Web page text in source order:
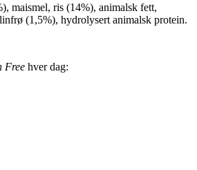
maismel, ris (14%), animalsk fett,
(1,5%), hydrolysert animalsk protein.
Free hver dag: